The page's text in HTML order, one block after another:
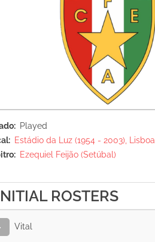
Played
Estádio da Luz (1954 - 2003), Lisboa
Ezequiel Feijão (Setúbal)
ROSTERS
Vital